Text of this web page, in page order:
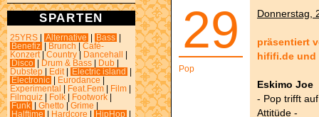
SPARTEN
25YRS Alternative Bass
Benefiz
Brunch
Café-
Konzert
Country Dancehall
Disco
Drum & Bass Dub
Dubstep
Edit Electric island
Electronic
Eurodance
Experimental
Feat.Fem Film
Filmquiz
Folk Footwork
Funk
Ghetto Grime
Halftime
Hardcore HipHop
29
Pop
Donnerstag,
präsentiert
hififi.de und
Eskimo Joe
- Pop trifft
Attitüde -